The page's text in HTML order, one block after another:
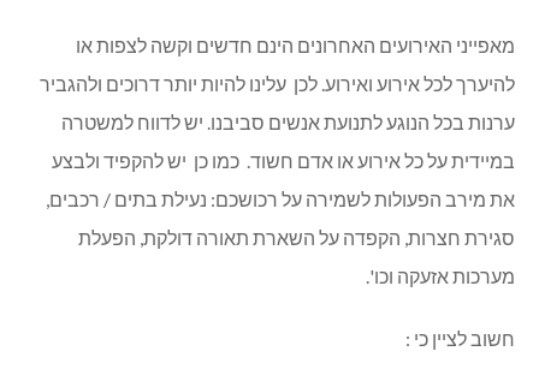
מאפייני האירועים האחרונים הינם חדשים וקשה לצפות או
להיערך לכל אירוע ואירוע. לכן עלינו להיות יותר דרוכים ולהגביר
ערנות בכל הנוגע לתנועת אנשים סביבנו. יש לדווח למשטרה
במיידית על כל אירוע או אדם חשוד. כמו כן יש להקפיד ולבצע
את מירב הפעולות לשמירה על רכושכם: נעילת בתים / רכבים,
סגירת חצרות, הקפדה על השארת תאורה דולקת, הפעלת
מערכות אזעקה וכו'.
חשוב לציין כי :